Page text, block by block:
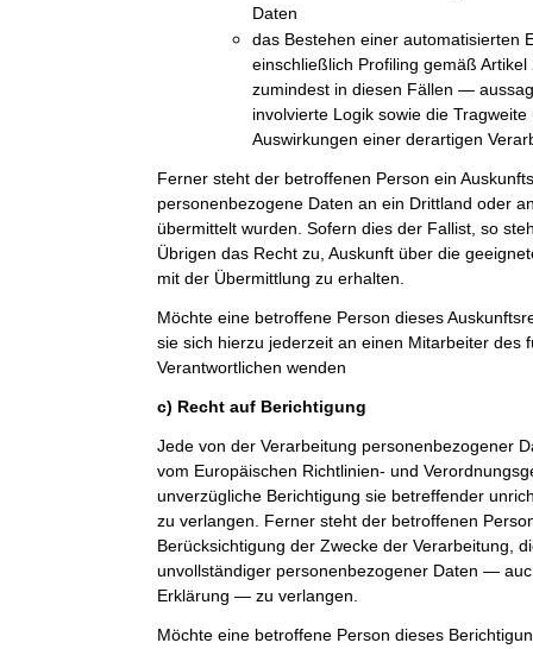
Daten
das Bestehen einer automatisierten
einschließlich Profiling gemäß
zumindest in diesen Fällen —
involvierte Logik sowie die
Auswirkungen einer derartigen
Ferner steht der betroffenen Person ein
personenbezogene Daten an ein Drittland oder
übermittelt wurden. Sofern dies der Fallist, so
Übrigen das Recht zu, Auskunft über die
mit der Übermittlung zu erhalten.
Möchte eine betroffene Person dieses
sie sich hierzu jederzeit an einen Mitarbeiter des
Verantwortlichen wenden
c) Recht auf Berichtigung
Jede von der Verarbeitung personenbezogener
vom Europäischen Richtlinien- und
unverzügliche Berichtigung sie betreffender
zu verlangen. Ferner steht der betroffenen
Berücksichtigung der Zwecke der Verarbeitung,
unvollständiger personenbezogener Daten —
Erklärung — zu verlangen.
Möchte eine betroffene Person dieses